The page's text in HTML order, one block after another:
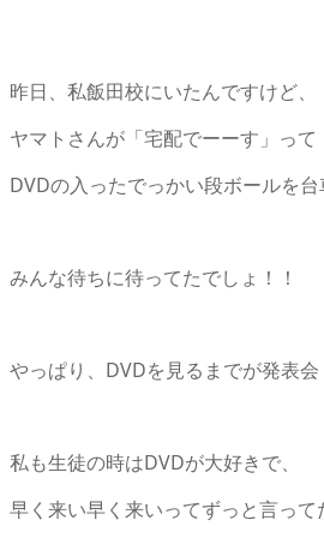
昨日、私飯田校にいたんですけど、
ヤマトさんが「宅配でーーす」って
DVDの入ったでっかい段ボールを
みんな待ちに待ってたでしょ！！
やっぱり、DVDを見るまでが発表会
私も生徒の時はDVDが大好きで、
早く来い早く来いってずっと言って